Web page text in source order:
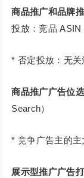
商品推广和品牌
投放：竞品
* 否定投放：无关
商品推广广告位
Search）
* 竞争广告主的
展示型推广广告